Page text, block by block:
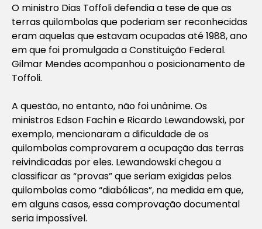
O ministro Dias Toffoli defendia a tese de que as
terras quilombolas que poderiam ser reconhecidas
eram aquelas que estavam ocupadas até 1988, ano
em que foi promulgada a Constituição Federal.
Gilmar Mendes acompanhou o posicionamento de
Toffoli.
A questão, no entanto, não foi unânime. Os
ministros Edson Fachin e Ricardo Lewandowski, por
exemplo, mencionaram a dificuldade de os
quilombolas comprovarem a ocupação das terras
reivindicadas por eles. Lewandowski chegou a
classificar as “provas” que seriam exigidas pelos
quilombolas como “diabólicas”, na medida em que,
em alguns casos, essa comprovação documental
seria impossível.